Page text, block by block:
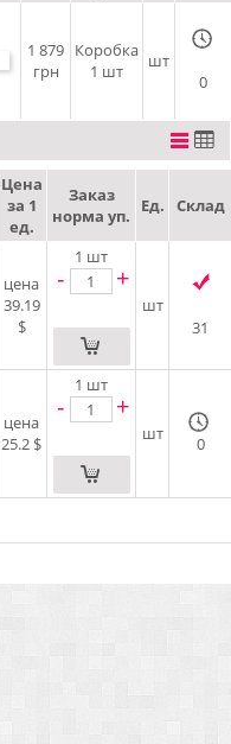
1 879
грн
Коробка
1 шт
шт
0
Цена
за 1
ед.
Заказ
норма уп.
Ед. Склад
цена
39.19
$
1 шт
- +
шт
31
цена
25.2 $
1 шт
- +
шт 0